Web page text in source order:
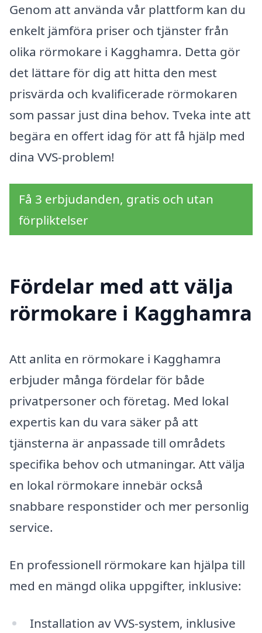
Genom att använda vår plattform kan du
enkelt jämföra priser och tjänster från
olika rörmokare i Kagghamra. Detta gör
det lättare för dig att hitta den mest
prisvärda och kvalificerade rörmokaren
som passar just dina behov. Tveka inte att
begära en offert idag för att få hjälp med
dina VVS-problem!
Få 3 erbjudanden, gratis och utan
förpliktelser
Fördelar med att välja
rörmokare i Kagghamra
Att anlita en rörmokare i Kagghamra
erbjuder många fördelar för både
privatpersoner och företag. Med lokal
expertis kan du vara säker på att
tjänsterna är anpassade till områdets
specifika behov och utmaningar. Att välja
en lokal rörmokare innebär också
snabbare responstider och mer personlig
service.
En professionell rörmokare kan hjälpa till
med en mängd olika uppgifter, inklusive:
Installation av VVS-system, inklusive